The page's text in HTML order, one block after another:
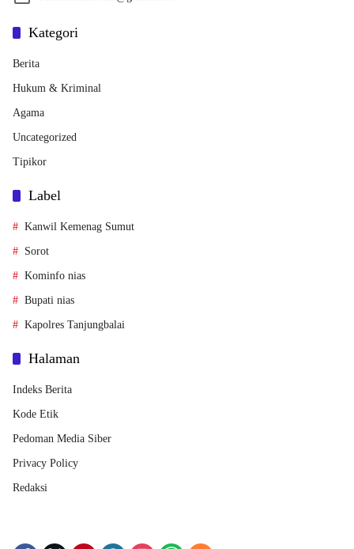
Kategori
Berita
Hukum & Kriminal
Agama
Uncategorized
Tipikor
Label
Kanwil Kemenag Sumut
Sorot
Kominfo nias
Bupati nias
Kapolres Tanjungbalai
Halaman
Indeks Berita
Kode Etik
Pedoman Media Siber
Privacy Policy
Redaksi